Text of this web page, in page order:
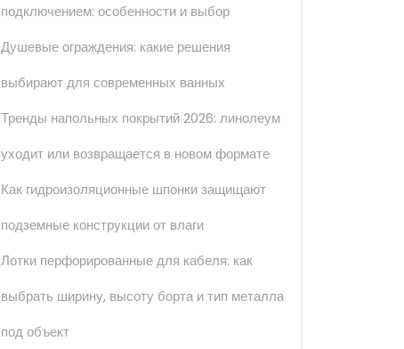
подключением: особенности и выбор
Душевые ограждения: какие решения
выбирают для современных ванных
Тренды напольных покрытий 2026: линолеум
уходит или возвращается в новом формате
Как гидроизоляционные шпонки защищают
подземные конструкции от влаги
Лотки перфорированные для кабеля: как
выбрать ширину, высоту борта и тип металла
под объект